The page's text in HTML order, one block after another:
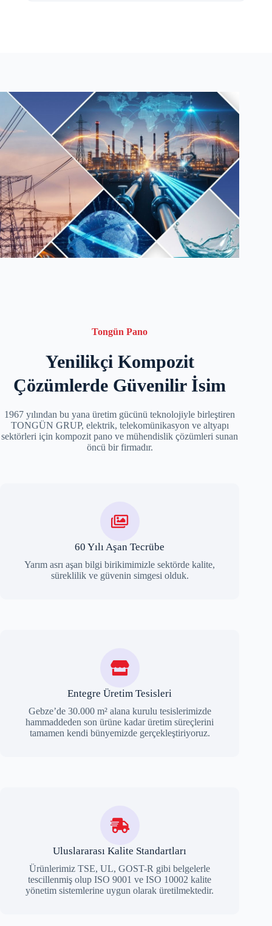
Tongün Pano
Yenilikçi Kompozit
Çözümlerde Güvenilir İsim
1967 yılından bu yana üretim gücünü teknolojiyle birleştiren
TONGÜN GRUP, elektrik, telekomünikasyon ve altyapı
sektörleri için kompozit pano ve mühendislik çözümleri sunan
öncü bir firmadır.
60 Yılı Aşan Tecrübe
Yarım asrı aşan bilgi birikimimizle sektörde kalite,
süreklilik ve güvenin simgesi olduk.
Entegre Üretim Tesisleri
Gebze’de 30.000 m² alana kurulu tesislerimizde
hammaddeden son ürüne kadar üretim süreçlerini
tamamen kendi bünyemizde gerçekleştiriyoruz.
Uluslararası Kalite Standartları
Ürünlerimiz TSE, UL, GOST-R gibi belgelerle
tescillenmiş olup ISO 9001 ve ISO 10002 kalite
yönetim sistemlerine uygun olarak üretilmektedir.